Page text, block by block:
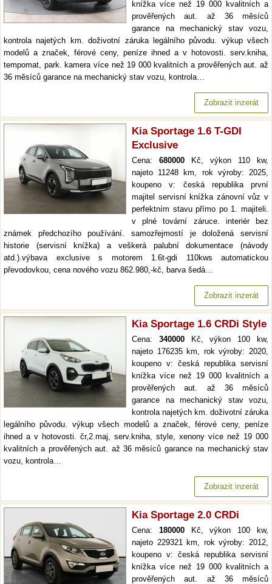
knížka více než 19 000 kvalitních a
prověřených aut. až 36 měsíců
garance na mechanický stav vozu,
kontrola najetých km. doživotní záruka legálního původu. výkup všech
modelů a značek, férové ceny, peníze ihned a v hotovosti. serv.kniha,
tempomat, park. kamera více než 19 000 kvalitních a prověřených aut. až
36 měsíců garance na mechanický stav vozu, kontrola…
Zobrazit inzerát
Kia Sportage 1.6 T-GDI
Exclusive
Cena: 680000 Kč, výkon 110 kw,
najeto 11248 km, rok výroby: 2025,
koupeno v: česká republika první
majitel servisní knížka zánovní vůz v
perfektním stavu přímo po 1. majiteli.
v plné tovární záruce. interiér bez
známek předchozího používání. samozřejmostí je doložená servisní
historie (servisní knížka) a veškerá palubní dokumentace (návody
atd.).výbava exclusive s motorem 1.6t-gdi 110kws automatickou
převodovkou, cena nového vozu 862.980,-kč, barva šedá…
Zobrazit inzerát
Kia Sportage 1.6 CRDi Style
Cena: 340000Kč, výkon 100 kw,
najeto 176235 km, rok výroby: 2020,
koupeno v: česká republika servisní
knížka více než 19 000 kvalitních a
prověřených aut. až 36 měsíců
garance na mechanický stav vozu,
kontrola najetých km. doživotní záruka
legálního původu. výkup všech modelů a značek, férové ceny, peníze
ihned a v hotovosti. čr,2.maj, serv.kniha, style, xenony více než 19 000
kvalitních a prověřených aut. až 36 měsíců garance na mechanický stav
vozu, kontrola…
Zobrazit inzerát
Kia Sportage 2.0 CRDi
Cena: 180000Kč, výkon 100 kw,
najeto 229321 km, rok výroby: 2012,
koupeno v: česká republika servisní
knížka více než 19 000 kvalitních a
prověřených aut. až 36 měsíců